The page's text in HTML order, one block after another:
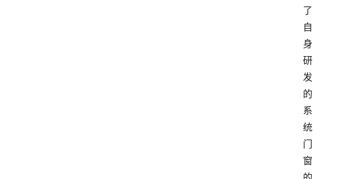
了
自
身
研
发
的
系
统
门
窗